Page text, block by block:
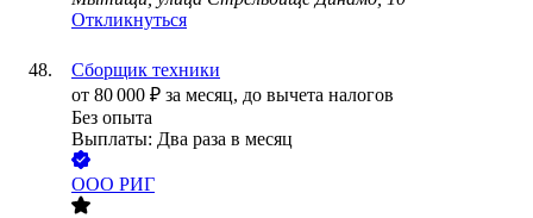
Откликнуться
Сборщик техники
от 80 000 ₽ за месяц, до вычета налогов
Без опыта
Выплаты: Два раза в месяц
ООО РИГ